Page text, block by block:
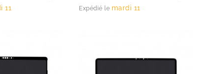
11 Expédié le mardi 11